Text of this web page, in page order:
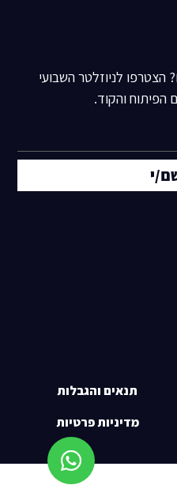
הצטרפו לניוזלטר השבועי
הפיתוח והקוד.
י
תנאים והגבלות
מדיניות פרטיות